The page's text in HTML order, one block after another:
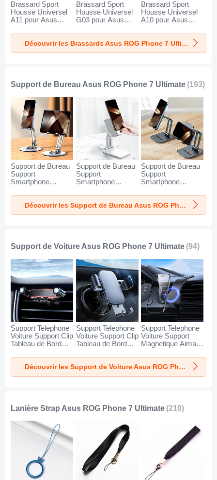
Brassard Sport
Housse Universel
A11 pour Asus
Ultimate Bleu
Brassard Sport
Housse Universel
G03 pour Asus
Ultimate Noir
Brassard Sport
Housse Universel
A10 pour Asus
Ultimate Vert
Découvrir les Brassards Asus ROG Phone 7 Ultimate
Support de Bureau Asus ROG Phone 7 Ultimate (193)
Support de Bureau
Support
Smartphone
Asus ROG Phone
7 Ultimate Argent
Support de Bureau
Support
Smartphone
Asus ROG Phone
7 Ultimate Blanc
Support de Bureau
Support
Smartphone
Asus ROG Phone
7 Ultimate Noir
Découvrir les Support de Bureau Asus ROG Phone 7 Ultimate
Support de Voiture Asus ROG Phone 7 Ultimate (94)
Support Telephone
Voiture Support Clip
Tableau de Bord
Asus ROG Phone
7 Ultimate Noir
Support Telephone
Voiture Support Clip
Tableau de Bord
Asus ROG Phone
7 Ultimate Noir
Support Telephone
Voiture Support
Magnetique Aimant
Universel BS1 pour
Asus ROG Phone
7 Ultimate Noir
Découvrir les Support de Voiture Asus ROG Phone 7 Ultimate
Lanière Strap Asus ROG Phone 7 Ultimate (210)